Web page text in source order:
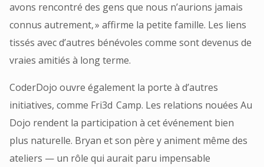
avons rencontré des gens que nous n’aurions jamais
connus autrement, » affirme la petite famille. Les liens
tissés avec d’autres bénévoles comme sont devenus de
vraies amitiés à long terme.
CoderDojo ouvre également la porte à d’autres
initiatives, comme Fri3d Camp. Les relations nouées Au
Dojo rendent la participation à cet événement bien
plus naturelle. Bryan et son père y animent même des
ateliers — un rôle qui aurait paru impensable